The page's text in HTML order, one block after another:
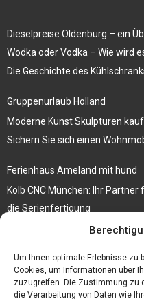
Um Ihnen optimale Erlebnisse zu
Cookies, um Informationen über
zuzugreifen. Die Zustimmung zu
die Verarbeitung von Daten wie
Dieselpreise Oldenburg – ein
Wodka oder Vodka – Wie wird
Die Geschichte des
Gruppenurlaub Holland
Moderne Kunst Skulpturen
Sichern Sie sich einen
Ferienhaus Ameland mit hund
Kolb CNC München: Ihr
die Serienfertigung
Der beste höhenverstellbare
Branchenbuch Krefeld